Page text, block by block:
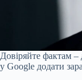
Довіряйте фактам –
у Google додати